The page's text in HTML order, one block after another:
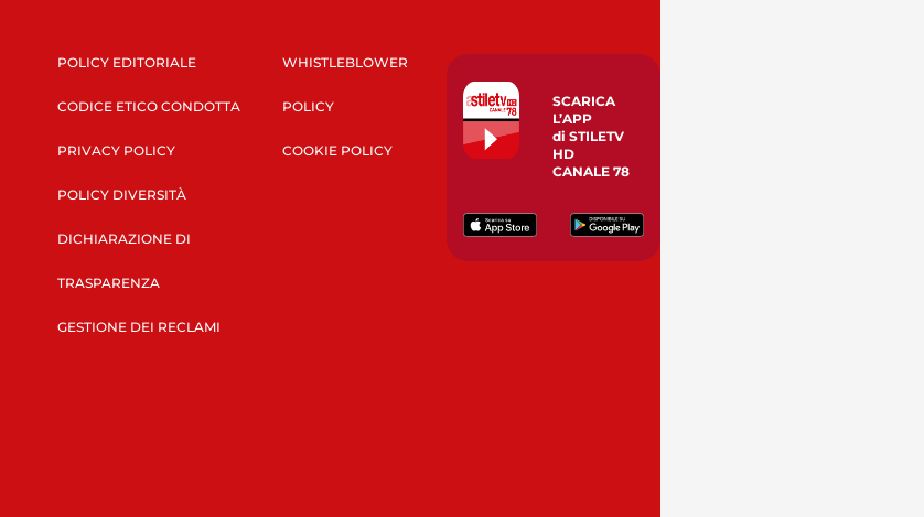
POLICY EDITORIALE
CODICE ETICO CONDOTTA
PRIVACY POLICY
POLICY DIVERSITÀ
DICHIARAZIONE DI
TRASPARENZA
GESTIONE DEI RECLAMI
WHISTLEBLOWER
POLICY
COOKIE POLICY
SCARICA
L’APP
di STILETV
HD
CANALE 78